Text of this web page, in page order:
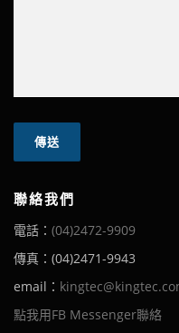
聯絡我們
電話： (04)2472-9909
傳真：(04)2471-9943
email：
點我用FB Messenger聯絡